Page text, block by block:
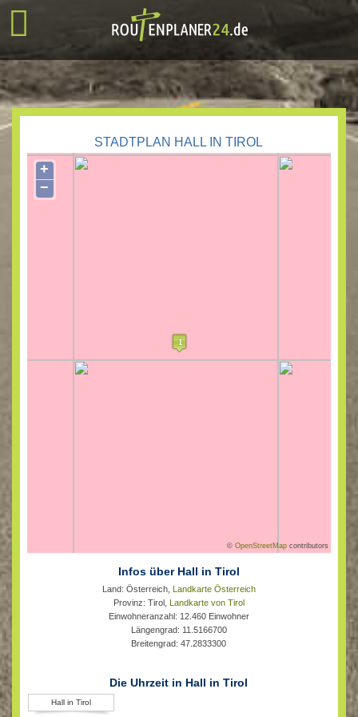
STADTPLAN HALL IN TIROL
+
−
©OpenStreetMap contributors
Infos über Hall in Tirol
Land: Österreich, Landkarte Österreich
Provinz: Tirol, Landkarte von Tirol
Einwohneranzahl: 12.460 Einwohner
Längengrad: 11.5166700
Breitengrad: 47.2833300
Die Uhrzeit in Hall in Tirol
Hall in Tirol